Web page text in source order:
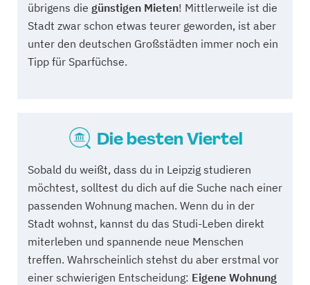
übrigens die günstigen Mieten! Mittlerweile ist die
Stadt zwar schon etwas teurer geworden, ist aber
unter den deutschen Großstädten immer noch ein
Tipp für Sparfüchse.
Die besten Viertel
Sobald du weißt, dass du in Leipzig studieren
möchtest, solltest du dich auf die Suche nach einer
passenden Wohnung machen. Wenn du in der
Stadt wohnst, kannst du das Studi-Leben direkt
miterleben und spannende neue Menschen
treffen. Wahrscheinlich stehst du aber erstmal vor
einer schwierigen Entscheidung: Eigene Wohnung